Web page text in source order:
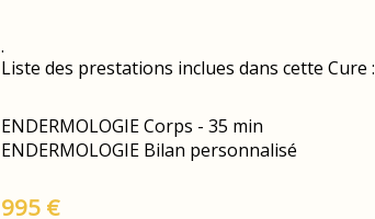
.
Liste des prestations inclues dans cette Cure :
ENDERMOLOGIE Corps - 35 min
ENDERMOLOGIE Bilan personnalisé
995 €